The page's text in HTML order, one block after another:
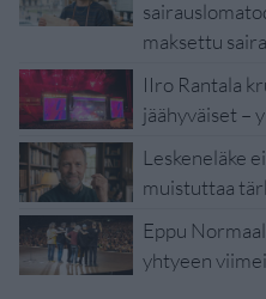
maksettu
IIro Rantala
jäähyväiset –
Leskeneläke
muistuttaa
Eppu
yhtyeen